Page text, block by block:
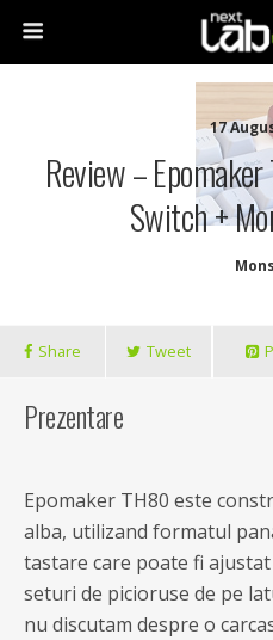
17
Review –
Switch +
Share Tweet
Prezentare
Epomaker TH80 este
alba, utilizand formatul
tastare care poate fi
seturi de picioruse de pe
nu discutam despre o